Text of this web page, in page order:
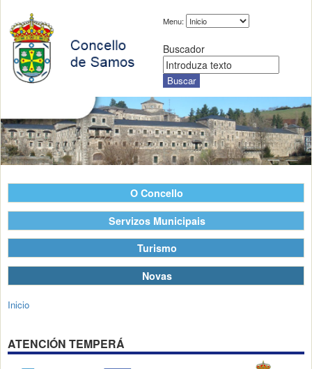
Menu:
Buscador
O Concello
Servizos Municipais
Turismo
Novas
Inicio
ATENCIÓN TEMPERÁ